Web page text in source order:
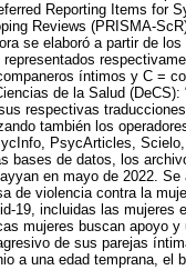
Reporting Items for
Reviews (PRISMA-
se elaboró a partir de los
representados
íntimos y C =
de la Salud
respectivas
también los
PsycArticles,
bases de datos, los
en mayo de 2022.
de violencia contra la
19, incluidas las mujeres
mujeres buscan apoyo y
de sus parejas
a una edad temprana, el